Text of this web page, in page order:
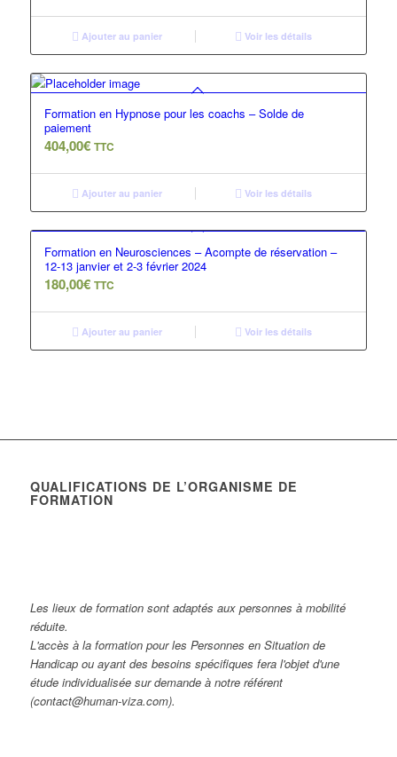
Ajouter au panier Voir les détails
Formation en Hypnose pour les coachs – Solde de
paiement
404,00€ TTC
Ajouter au panier Voir les détails
Formation en Neurosciences – Acompte de réservation –
12-13 janvier et 2-3 février 2024
180,00€ TTC
Ajouter au panier Voir les détails
QUALIFICATIONS DE L’ORGANISME DE
FORMATION
Les lieux de formation sont adaptés aux personnes à mobilité
réduite.
L'accès à la formation pour les Personnes en Situation de
Handicap ou ayant des besoins spécifiques fera l'objet d'une
étude individualisée sur demande à notre référent
(contact@human-viza.com).